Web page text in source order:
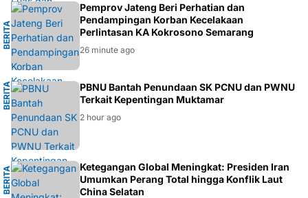
B
E
R
I
T
A
S
E
M
A
R
A
NG
Pemprov Jateng Beri Perhatian dan
Pendampingan Korban Kecelakaan
Perlintasan KA Kokrosono Semarang
26 minute ago
B
E
R
I
T
A
NU
PBNU Bantah Penundaan SK PCNU dan PWNU
Terkait Kepentingan Muktamar
2 hour ago
B
E
R
I
T
A
G
L
O
B
AL
Ketegangan Global Meningkat: Presiden Iran
Umumkan Perang Total hingga Konflik Laut
China Selatan